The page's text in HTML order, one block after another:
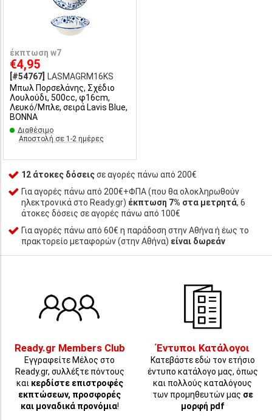
έκπτωση w7
€4,95
[#54767]
LASMAGRM16KS
Μπωλ Πορσελάνης, Σχέδιο
Λουλούδι, 500cc, φ16cm,
Λευκό/Μπλε, σειρά Lavis Blue,
BONNA
Διαθέσιμο
Αποστολή σε 1-2 ημέρες
12 άτοκες δόσειςσε αγορές πάνω από 200€
Για αγορές πάνω από 200€+ΦΠΑ (που θα ολοκληρωθούν
ηλεκτρονικά στο Ready.gr) έκπτωση 7% στα μετρητά, 6
άτοκες δόσεις σε αγορές πάνω από 100€
Για αγορές πάνω από 60€ η παράδοση στην Αθήνα ή έως το
πρακτορείο μεταφορών (στην Αθήνα) είναι δωρεάν
Ready.gr Members Club
Εγγραφείτε Μέλος στο
Ready.gr, συλλέξτε πόντους
και κερδίστε επιστροφές
εκπτώσεων, προσφορές
και μοναδικά προνόμια!
Έντυποι Κατάλογοι
Κατεβάστε εδώ τον ετήσιο
έντυπο κατάλογο μας, όπως
και πολλούς καταλόγους
των προμηθευτών μας σε
μορφή pdf